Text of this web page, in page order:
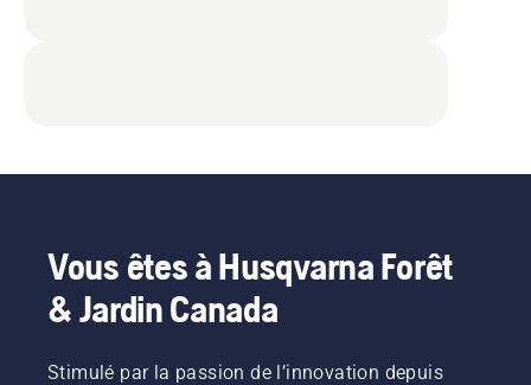
Vous êtes à Husqvarna Forêt
& Jardin Canada
Stimulé par la passion de l’innovation depuis